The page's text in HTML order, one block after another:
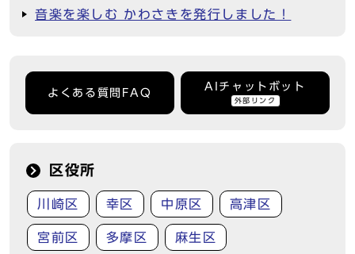
音楽を楽しむ かわさきを発行しました！
よくある質問FAQ
AIチャットボット
外部リンク
区役所
川崎区 幸区 中原区 高津区
宮前区 多摩区 麻生区